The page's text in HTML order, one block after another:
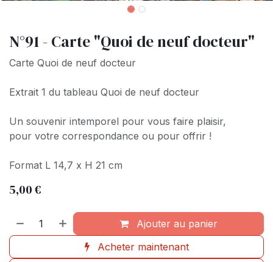
N°91 - Carte "Quoi de neuf docteur"
Carte Quoi de neuf docteur
Extrait 1 du tableau Quoi de neuf docteur
Un souvenir intemporel pour vous faire plaisir,
pour votre correspondance ou pour offrir !
Format L 14,7 x H 21 cm
5,00€
Ajouter au panier
Acheter maintenant